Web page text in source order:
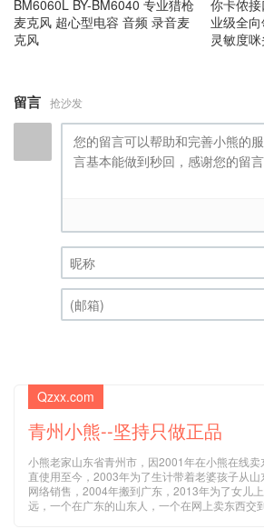
BM6060L BY-BM6040 专业猎枪
麦克风 超心型电容 音频 录音麦
克风
你卡侬
业级全
灵敏度
留言 抢沙发
昵称 (必填)
Qzxx.com
青州小熊--坚持只做正品
小熊老家山东省青州市，因2001年在小熊在线
直使用至今，2003年为了生计带着老婆孩子从
网络销售，2004年搬到广东，2013年为了女儿
远，一个在广东的山东人，一个在网上卖东西交